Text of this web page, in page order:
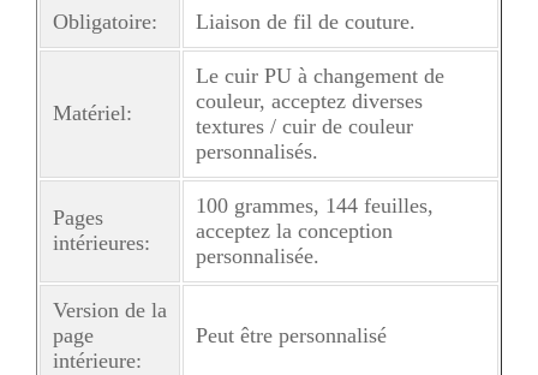
Obligatoire: Liaison de fil de couture.
Matériel:
Le cuir PU à changement de
couleur, acceptez diverses
textures / cuir de couleur
personnalisés.
Pages
intérieures:
100 grammes, 144 feuilles,
acceptez la conception
personnalisée.
Version de la
page
intérieure:
Peut être personnalisé